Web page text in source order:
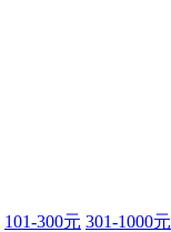
101-300元 301-1000元